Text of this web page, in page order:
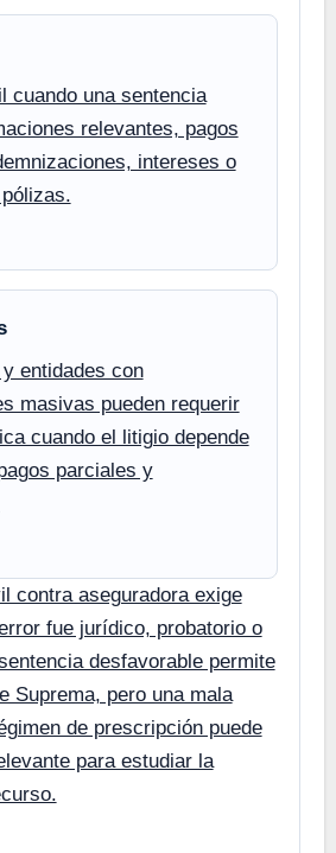
relevantes, pagos
intereses o
masivas pueden requerir
cuando el litigio depende
parciales y
contra aseguradora exige
fue jurídico, probatorio o
desfavorable permite
Suprema, pero una mala
de prescripción puede
para estudiar la